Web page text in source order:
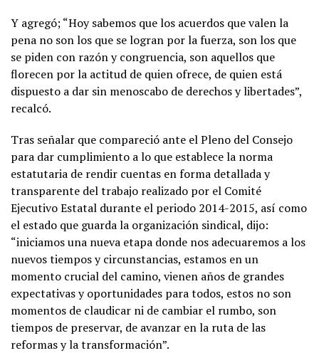
Y agregó; “Hoy sabemos que los acuerdos que valen la
pena no son los que se logran por la fuerza, son los que
se piden con razón y congruencia, son aquellos que
florecen por la actitud de quien ofrece, de quien está
dispuesto a dar sin menoscabo de derechos y libertades”,
recalcó.
Tras señalar que compareció ante el Pleno del Consejo
para dar cumplimiento a lo que establece la norma
estatutaria de rendir cuentas en forma detallada y
transparente del trabajo realizado por el Comité
Ejecutivo Estatal durante el periodo 2014-2015, así como
el estado que guarda la organización sindical, dijo:
“iniciamos una nueva etapa donde nos adecuaremos a los
nuevos tiempos y circunstancias, estamos en un
momento crucial del camino, vienen años de grandes
expectativas y oportunidades para todos, estos no son
momentos de claudicar ni de cambiar el rumbo, son
tiempos de preservar, de avanzar en la ruta de las
reformas y la transformación”.